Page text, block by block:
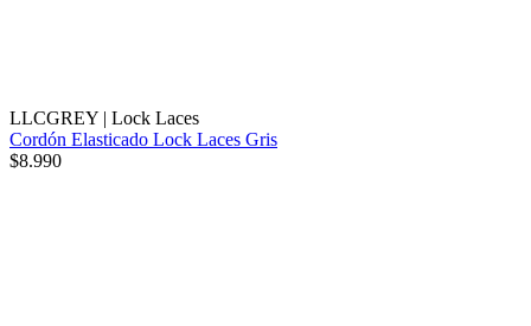
LLCGREY | Lock Laces
Cordón Elasticado Lock Laces Gris
$8.990